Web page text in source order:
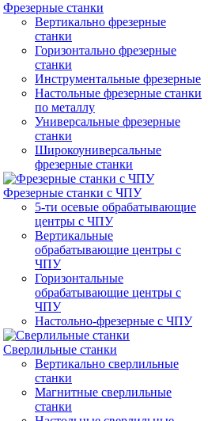
Фрезерные станки
Вертикально фрезерные
станки
Горизонтально фрезерные
станки
Инструментальные фрезерные
Настольные фрезерные станки
по металлу
Универсальные фрезерные
станки
Широкоуниверсальные
фрезерные станки
Фрезерные станки с ЧПУ
5-ти осевые обрабатывающие
центры с ЧПУ
Вертикальные
обрабатывающие центры с
ЧПУ
Горизонтальные
обрабатывающие центры с
ЧПУ
Настольно-фрезерные с ЧПУ
Сверлильные станки
Вертикально сверлильные
станки
Магнитные сверлильные
станки